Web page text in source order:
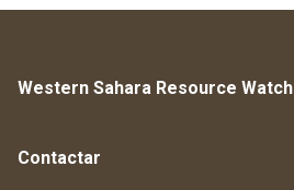
Western Sahara Resource Watch
Contactar